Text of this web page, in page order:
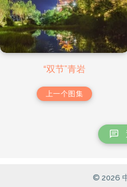
“双节”青岩
上一个图集
© 2026